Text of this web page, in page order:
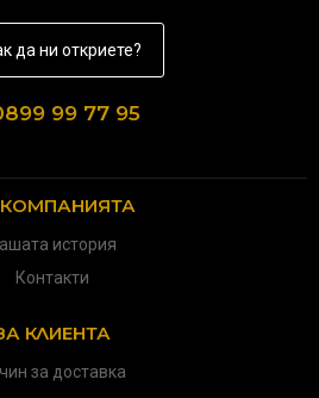
да ни откриете?
99 77 95
история
Контакти
КЛИЕНТА
за доставка